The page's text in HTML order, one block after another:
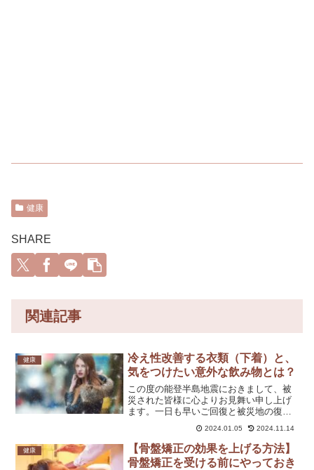
健康
SHARE
関連記事
健康
冷え性改善する衣類（下着）と、
気をつけたい意外な飲み物とは？
この度の能登半島地震におきまして、被
災された皆様に心よりお見舞い申し上げ
ます。一日も早いご回復と被災地の復興
をお祈り申し上げます。冷え性が改善す
る衣類（下着）とは年末、お客様から冷
え性について訊かれました。今日は冷え
性対策できる下着と、気を...
2024.01.05 2024.11.14
健康
【骨盤矯正の効果を上げる方法】
骨盤矯正を受ける前にやっておき